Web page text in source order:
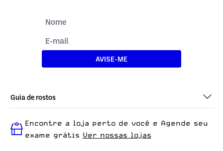
AVISE-ME
Guia de rostos
ideal para quem busca um óculos confortável para o dia a dia.
Encontre a loja perto de você e Agende seu
exame grátis Ver nossas lojas